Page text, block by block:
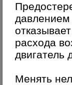
расхода
двигатель
Менять